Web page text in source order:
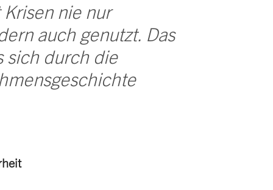
Krisen nie nur
auch genutzt. Das
sich durch die